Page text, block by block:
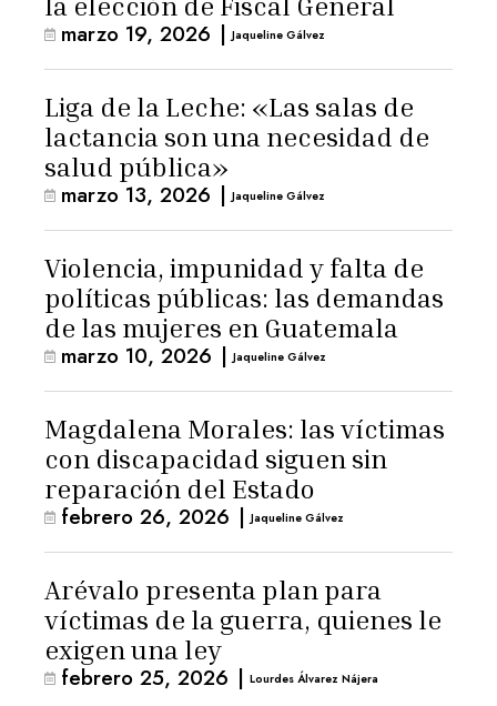
marzo 19, 2026 | Jaqueline Gálvez
Liga de la Leche: «Las salas de
lactancia son una necesidad de
salud pública»
marzo 13, 2026 | Jaqueline Gálvez
Violencia, impunidad y falta de
políticas públicas: las demandas
de las mujeres en Guatemala
marzo 10, 2026 | Jaqueline Gálvez
Magdalena Morales: las víctimas
con discapacidad siguen sin
reparación del Estado
febrero 26, 2026 | Jaqueline Gálvez
Arévalo presenta plan para
víctimas de la guerra, quienes le
exigen una ley
febrero 25, 2026 | Lourdes Álvarez Nájera